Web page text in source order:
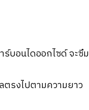
ร์บอนไดออกไซด์ จะซึม
ตรงไปตามความยาว